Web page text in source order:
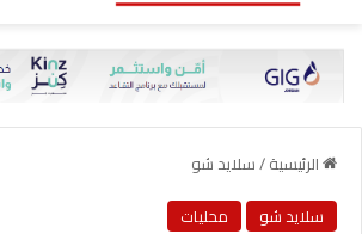
الرئيسية/سلايد شو
سلايد شو
محليات